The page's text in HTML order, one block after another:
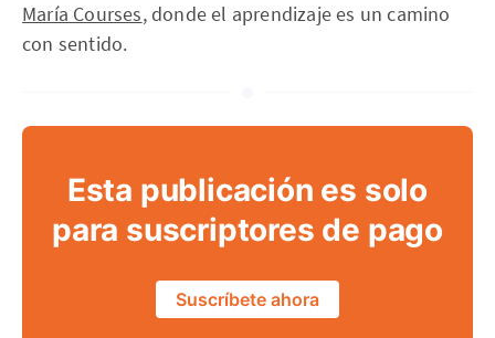
María Courses, donde el aprendizaje es un camino
con sentido.
Esta publicación es solo
para suscriptores de pago
Suscríbete ahora